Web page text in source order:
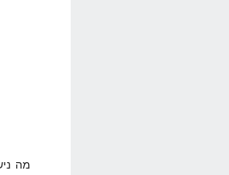
מה